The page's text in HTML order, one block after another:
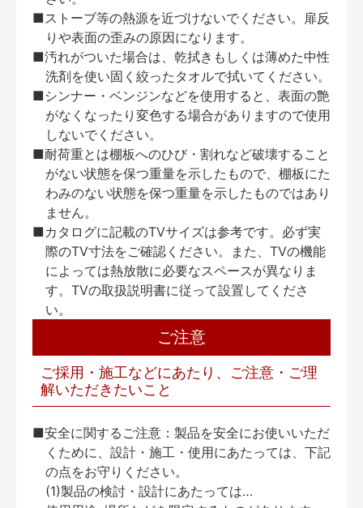
■ストーブ等の熱源を近づけないでください。扉反
りや表面の歪みの原因になります。
■汚れがついた場合は、乾拭きもしくは薄めた中性
洗剤を使い固く絞ったタオルで拭いてください。
■シンナー・ベンジンなどを使用すると、表面の艶
がなくなったり変色する場合がありますので使用
しないでください。
■耐荷重とは棚板へのひび・割れなど破壊すること
がない状態を保つ重量を示したもので、棚板にた
わみのない状態を保つ重量を示したものではあり
ません。
■カタログに記載のTVサイズは参考です。必ず実
際のTV寸法をご確認ください。また、TVの機能
によっては熱放散に必要なスペースが異なりま
す。TVの取扱説明書に従って設置してくださ
い。
ご注意
ご採用・施工などにあたり、ご注意・ご理
解いただきたいこと
■安全に関するご注意：製品を安全にお使いいただ
くために、設計・施工・使用にあたっては、下記
の点をお守りください。
(1)製品の検討・設計にあたっては…